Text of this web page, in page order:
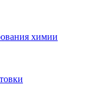
химии